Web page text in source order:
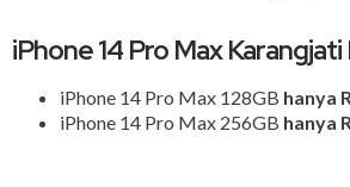
iPhone 14 Pro Max
iPhone 14 Pro Max 128GB hanya
iPhone 14 Pro Max 256GB hanya